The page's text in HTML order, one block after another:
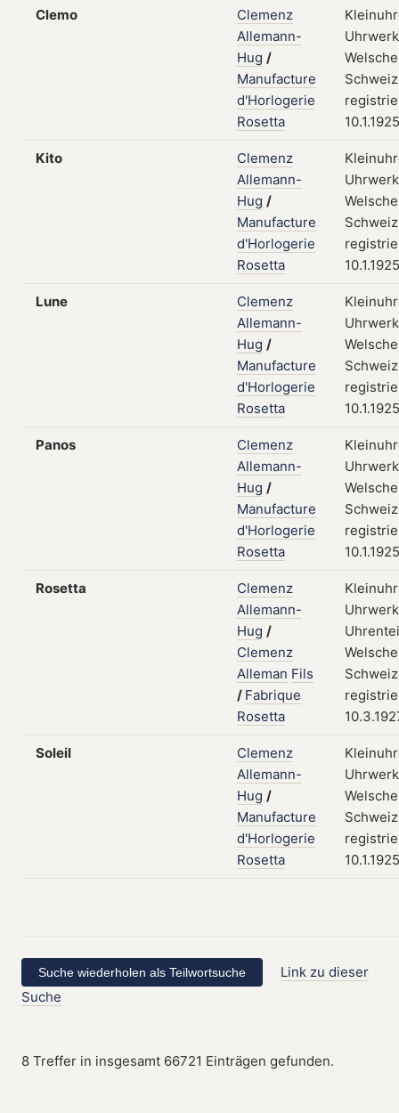
Clemo
Clemenz
Allemann-
Hug /
Manufacture
d'Horlogerie
Rosetta
10.1.1925
Kito
Clemenz
Allemann-
Hug /
Manufacture
d'Horlogerie
Rosetta
10.1.1925
Lune
Clemenz
Allemann-
Hug /
Manufacture
d'Horlogerie
Rosetta
10.1.1925
Panos
Clemenz
Allemann-
Hug /
Manufacture
d'Horlogerie
Rosetta
10.1.1925
Rosetta
Clemenz
Allemann-
Hug /
Clemenz
Alleman Fils
/ Fabrique
Rosetta
Soleil
Clemenz
Allemann-
Hug /
Manufacture
d'Horlogerie
Rosetta
10.1.1925
Link zu dieser
Suche
8 Treffer in insgesamt 66721 Einträgen gefunden.